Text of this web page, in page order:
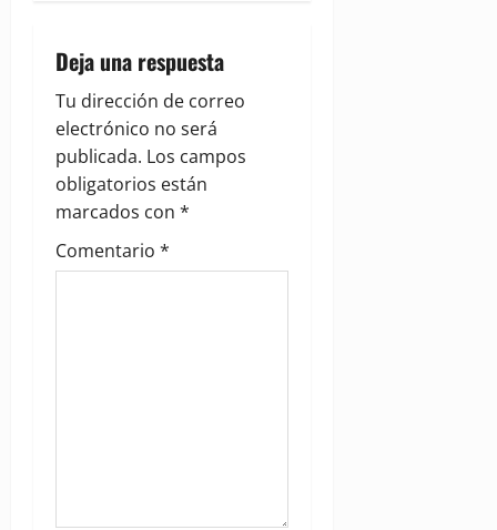
i
g
a
t
i
Deja una respuesta
Tu dirección de correo
electrónico no será
publicada. Los campos
obligatorios están
marcados con *
Comentario *